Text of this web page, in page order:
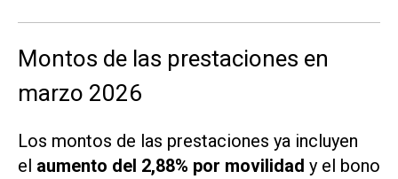
Montos de las prestaciones en
marzo 2026
Los montos de las prestaciones ya incluyen
el aumento del 2,88% por movilidad y el bono